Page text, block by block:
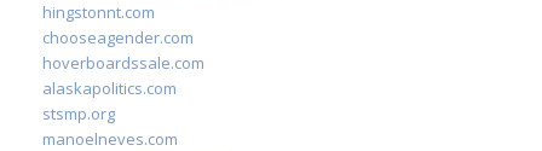
hingstonnt.com
chooseagender.com
hoverboardssale.com
alaskapolitics.com
stsmp.org
manoelneves.com